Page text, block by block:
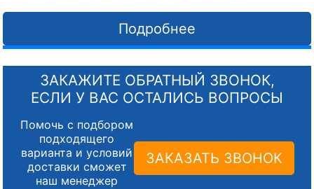
Подробнее
ЗАКАЖИТЕ ОБРАТНЫЙ ЗВОНОК,
ЕСЛИ У ВАС ОСТАЛИСЬ ВОПРОСЫ
Помочь с подбором
подходящего
варианта и условий
доставки сможет
наш менеджер
ЗАКАЗАТЬ ЗВОНОК